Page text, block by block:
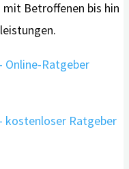
mit Betroffenen bis hin
Online-Ratgeber
kostenloser Ratgeber